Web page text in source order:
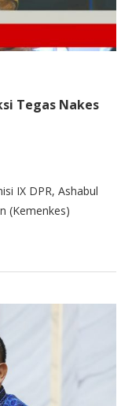
Tegas Nakes
IX DPR, Ashabul
(Kemenkes)